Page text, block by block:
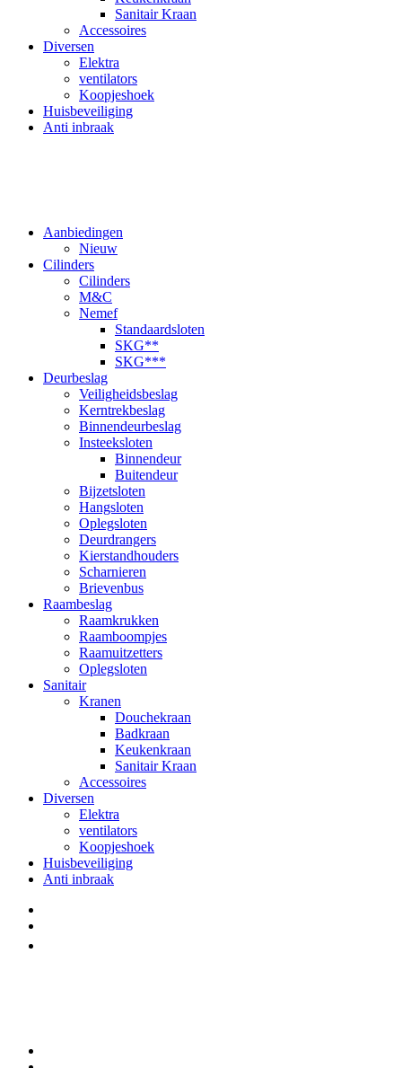
Sanitair Kraan
Accessoires
Diversen
Elektra
ventilators
Koopjeshoek
Huisbeveiliging
Anti inbraak
Aanbiedingen
Nieuw
Cilinders
Cilinders
M&C
Nemef
Standaardsloten
SKG**
SKG***
Deurbeslag
Veiligheidsbeslag
Kerntrekbeslag
Binnendeurbeslag
Insteeksloten
Binnendeur
Buitendeur
Bijzetsloten
Hangsloten
Oplegsloten
Deurdrangers
Kierstandhouders
Scharnieren
Brievenbus
Raambeslag
Raamkrukken
Raamboompjes
Raamuitzetters
Oplegsloten
Sanitair
Kranen
Douchekraan
Badkraan
Keukenkraan
Sanitair Kraan
Accessoires
Diversen
Elektra
ventilators
Koopjeshoek
Huisbeveiliging
Anti inbraak